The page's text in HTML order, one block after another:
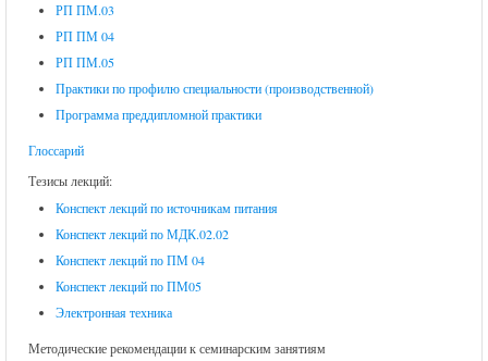
РП ПМ.03
РП ПМ 04
РП ПМ.05
Практики по профилю специальности (производственной)
Программа преддипломной практики
Глоссарий
Тезисы лекций:
Конспект лекций по источникам питания
Конспект лекций по МДК.02.02
Конспект лекций по ПМ 04
Конспект лекций по ПМ05
Электронная техника
Методические рекомендации к семинарским занятиям